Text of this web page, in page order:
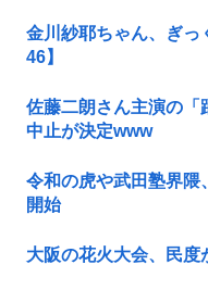
金川紗耶ちゃん、ぎ
46】
佐藤二朗さん主演の「
中止が決定www
令和の虎や武田塾界
開始
大阪の花火大会、民度